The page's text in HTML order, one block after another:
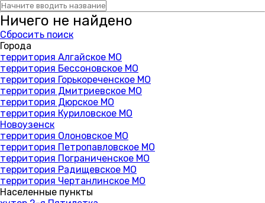
Ничего не найдено
Сбросить поиск
Города
территория Алгайское МО
территория Бессоновское МО
территория Горькореченское МО
территория Дмитриевское МО
территория Дюрское МО
территория Куриловское МО
Новоузенск
территория Олоновское МО
территория Петропавловское МО
территория Пограниченское МО
территория Радищевское МО
территория Чертанлинское МО
Населенные пункты